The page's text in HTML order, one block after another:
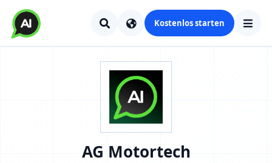
Kostenlos starten
AG Motortech